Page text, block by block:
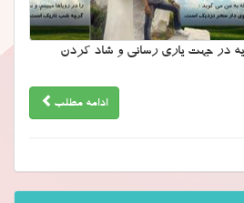
در جهت یاری رسانی و شاد کردن
ادامه مطلب